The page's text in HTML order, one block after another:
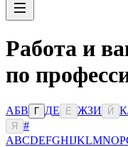
Работа и
по
АБВ Г ДЕ Ё ЖЗИ Й К
Я
#
ABCDEFGHIJKLMNOP